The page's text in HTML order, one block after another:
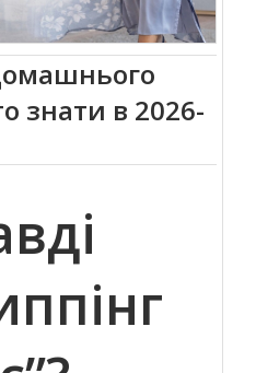
знати в 2026-